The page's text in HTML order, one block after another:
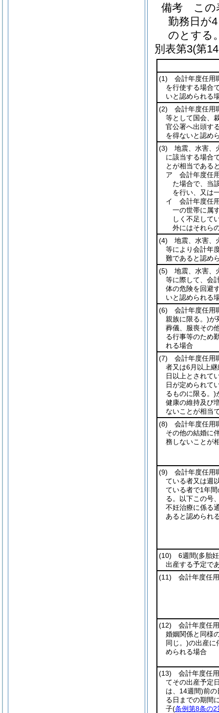
備考 この
勤務日が
のとする
別表第3(第
(1) 会計年度任用
を行使する場合
いと認められる
(2) 会計年度任用
等として国会、
官公署へ出頭す
を得ないと認め
(3) 地震、水害、
に該当する場合
とが相当である
ア 会計年度任
た場合で、当
を行い、又は
イ 会計年度任
一の世帯に属
しく不足して
外にはそれら
(4) 地震、水害、
等により会計年
難であると認め
(5) 地震、水害、
等に際して、会
体の危険を回避
いと認められる
(6) 会計年度任用
親族に限る。)が
葬儀、服喪その
る行事等のため
れる場合
(7) 会計年度任用
者又は6月以上
日以上とされて
日が定められて
るものに限る。)
健康の維持及び
ないことが相当
(8) 会計年度任用
その他の結婚に
務しないことが
(9) 会計年度任用
ている者又は週
ている者で1年
る。以下この号
不妊治療に係る
あると認められ
(10) 6週間(多胎
出産する予定で
(11) 会計年度任
(12) 会計年度任
婚姻関係と同様
同じ。)の出産に
められる場合
(13) 会計年度任
てその出産予定
は、14週間)前の
る日までの期間
子(条例第8条の2